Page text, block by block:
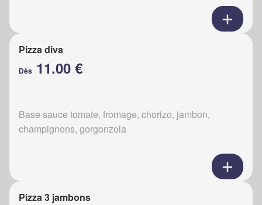
Pizza diva
Dès 11.00 €
Base sauce tomate, fromage, chorizo, jambon,
champignons, gorgonzola
Pizza 3 jambons